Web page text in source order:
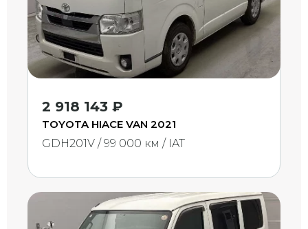
2 918 143 ₽
TOYOTA HIACE VAN 2021
GDH201V / 99 000 км / IAT